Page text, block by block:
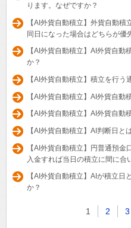
ります。なぜですか？
【AI外貨自動積立】外貨自動
同日になった場合はどちらが優
【AI外貨自動積立】AI外貨自
か？
【AI外貨自動積立】積立を行う
【AI外貨自動積立】AI外貨自動
【AI外貨自動積立】AI外貨自動
【AI外貨自動積立】AI判断日と
【AI外貨自動積立】円普通預
入金すれば当日の積立に間に合
【AI外貨自動積立】AIが積立
か？
1 2 3